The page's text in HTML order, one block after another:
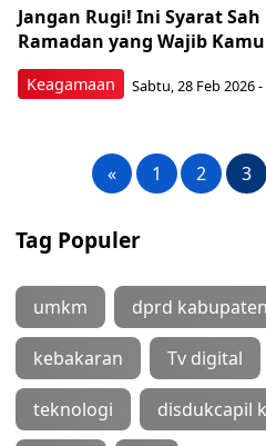
Keagamaan
Jangan Rugi! Ini Syarat Sah
Ramadan yang Wajib
Sabtu, 28 Feb 2026 -
« 1 2 3
Tag Populer
umkm dprd
kebakaran Tv digital
teknologi disdukcapil